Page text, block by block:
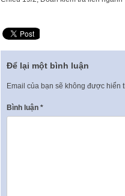
Để lại một bình luận
Email của bạn sẽ không được hiển
Bình luận *